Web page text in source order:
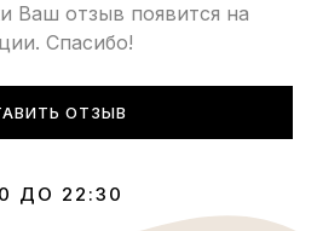
Ваш отзыв появится на
Спасибо!
ОТЗЫВ
ДО 22:30